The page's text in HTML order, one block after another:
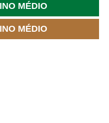
MÉDIO
MÉDIO